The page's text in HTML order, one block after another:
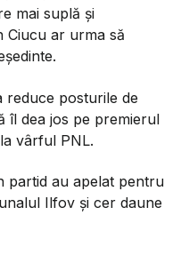
mai suplă și
Ciucu ar urma să
reduce posturile de
îl dea jos pe premierul
vârful PNL.
partid au apelat pentru
Ilfov și cer daune